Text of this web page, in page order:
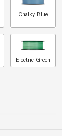
Chalky Blue
Electric Green